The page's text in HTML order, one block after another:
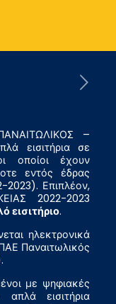
–
εισιτήρια σε
οποίοι έχουν
εντός έδρας
2023). Επιπλέον,
2022-2023
εισιτήριο.
ηλεκτρονικά
Παναιτωλικός
με ψηφιακές
εισιτήρια